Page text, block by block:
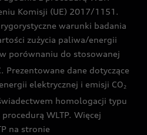
Komisji (UE) 2017/1151.
warunki badania
zużycia paliwa/energii
w porównaniu do stosowanej
Prezentowane dane dotyczące
elektrycznej i emisji CO2
homologacji typu
WLTP. Więcej
na stronie